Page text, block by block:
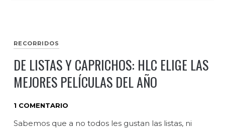
RECORRIDOS
DE LISTAS Y CAPRICHOS: HLC ELIGE LAS
MEJORES PELÍCULAS DEL AÑO
1 COMENTARIO
Sabemos que a no todos les gustan las listas, ni